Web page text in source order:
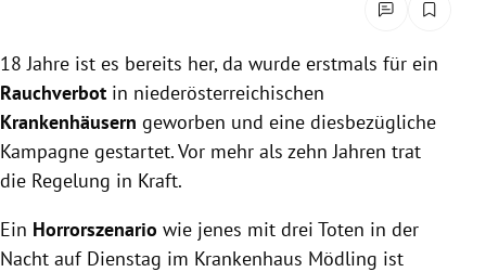
18 Jahre ist es bereits her, da wurde erstmals für ein
Rauchverbot in niederösterreichischen
Krankenhäusern geworben und eine diesbezügliche
Kampagne gestartet. Vor mehr als zehn Jahren trat
die Regelung in Kraft.
Ein Horrorszenario wie jenes mit drei Toten in der
Nacht auf Dienstag im Krankenhaus Mödling ist